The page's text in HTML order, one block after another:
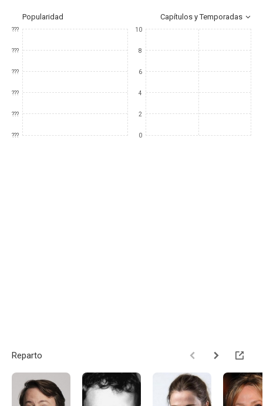
Popularidad Capítulos y Temporadas
???
???
???
???
???
???
10
8
6
4
2
0
Reparto